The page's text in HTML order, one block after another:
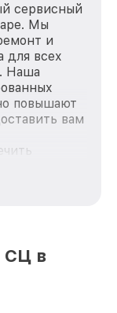
сервисный
Мы
и
для всех
Наша
повышают
вам
для
Fortuna, вне
в городе
СЦ в